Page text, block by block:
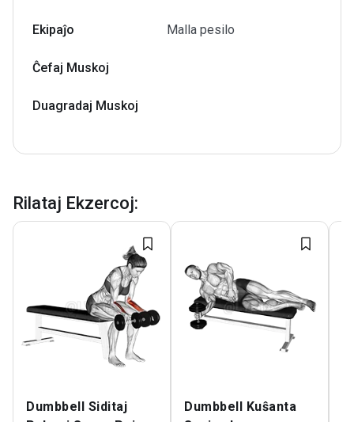
Ekipaĵo Malla pesilo
Ĉefaj Muskoj
Duagradaj Muskoj
Rilataj Ekzercoj:
Dumbbell Siditaj
Dumbbell Kuŝanta